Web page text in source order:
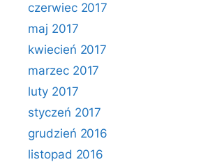
czerwiec 2017
maj 2017
kwiecień 2017
marzec 2017
luty 2017
styczeń 2017
grudzień 2016
listopad 2016